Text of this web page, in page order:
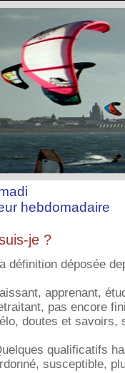
hebdomadaire
je ?
définition déposée
apprenant,
pas encore
doutes et savoirs,
qualificatifs
susceptible,